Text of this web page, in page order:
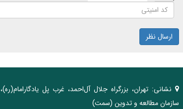
ارسال نظر
نشانی: تهران، ‌بزرگراه ‌جلال آل‌احمد، غرب پل يادگار‌امام(ره)‌،
سازمان مطالعه و تدوین‌ (سمت)